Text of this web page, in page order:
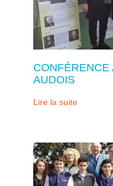
CONFÉRENCE
AUDOIS
Lire la suite